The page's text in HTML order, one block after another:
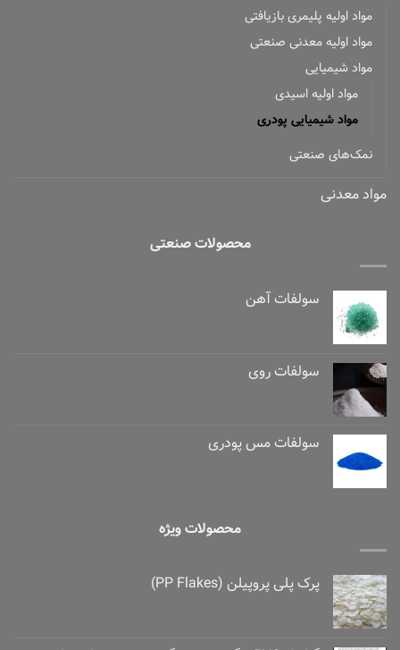
مواد اولیه پلیمری بازیافتی
مواد اولیه معدنی صنعتی
مواد شیمیایی
مواد اولیه اسیدی
مواد شیمیایی پودری
نمک‌های صنعتی
مواد معدنی
محصولات صنعتی
سولفات آهن
سولفات روی
سولفات مس پودری
محصولات ویژه
پرک پلی پروپیلن (PP Flakes)